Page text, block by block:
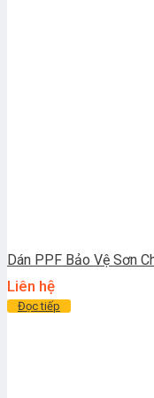
Dán PPF Bảo Vệ Sơn
Liên hệ
Đọc tiếp